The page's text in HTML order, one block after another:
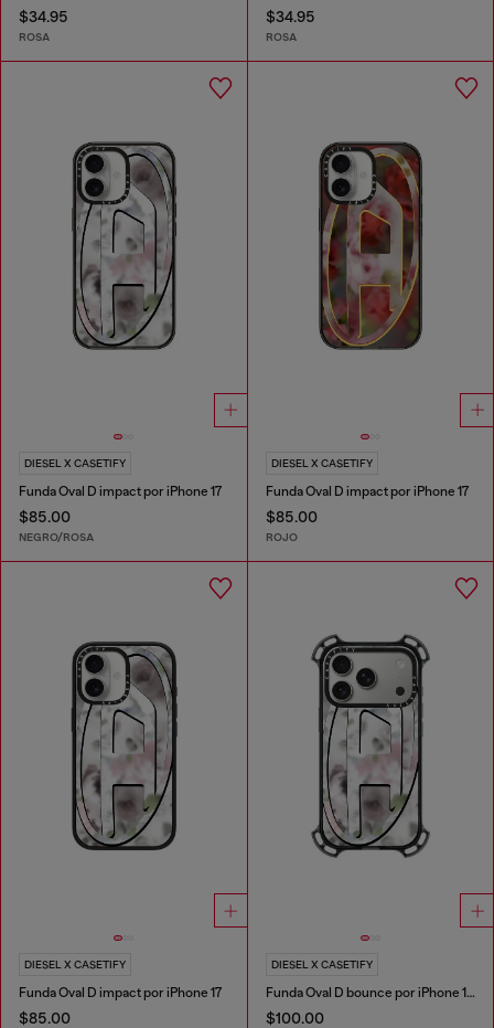
$34.95
ROSA
$34.95
ROSA
DIESEL X CASETIFY
Funda Oval D impact por iPhone 17
$85.00
NEGRO/ROSA
DIESEL X CASETIFY
Funda Oval D impact por iPhone 17
$85.00
ROJO
DIESEL X CASETIFY
Funda Oval D impact por iPhone 17
$85.00
DIESEL X CASETIFY
Funda Oval D bounce por iPhone 17 Pro
$100.00